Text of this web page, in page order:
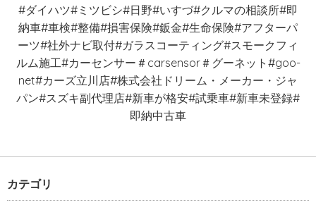
#ダイハツ#ミツビシ#日野#いすづ#クルマの相談所#即
納車#車検#整備#損害保険#鈑金#生命保険#アフターパ
ーツ#社外ナビ取付#ガラスコーティング#スモークフィ
ルム施工#カーセンサー＃carsensor＃グーネット#goo-
net#カーズ立川店#株式会社ドリーム・メーカー・ジャ
パン#スズキ副代理店#新車が格安#試乗車#新車未登録#
即納中古車
カテゴリ